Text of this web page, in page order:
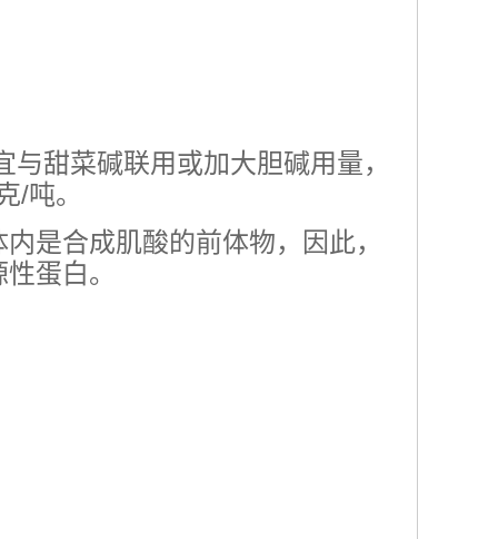
甜菜碱联用或加大胆碱用量，
/吨。
是合成肌酸的前体物，因此，
蛋白。